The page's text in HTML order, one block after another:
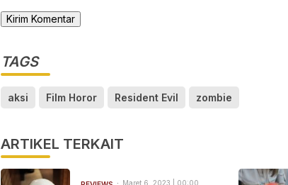
TAGS
aksi Film Horor Resident Evil zombie
ARTIKEL TERKAIT
Maret 6, 2023 | 00:00